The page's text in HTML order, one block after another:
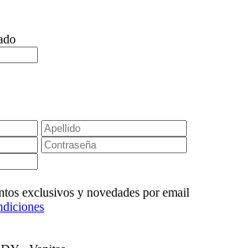
exclusivos y novedades por email